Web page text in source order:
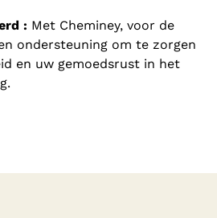
: Met Cheminey, voor de
ondersteuning om te zorgen
en uw gemoedsrust in het